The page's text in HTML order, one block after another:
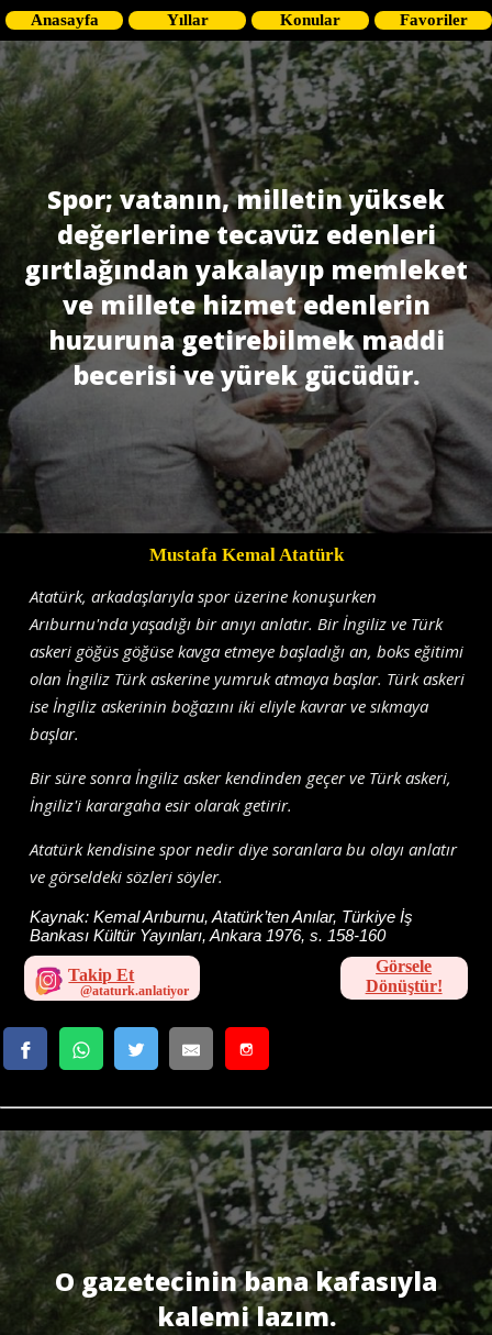
Anasayfa Yıllar Konular Favoriler
Spor; vatanın, milletin yüksek
değerlerine tecavüz edenleri
gırtlağından yakalayıp memleket
ve millete hizmet edenlerin
huzuruna getirebilmek maddi
becerisi ve yürek gücüdür.
Mustafa Kemal Atatürk
Atatürk, arkadaşlarıyla spor üzerine konuşurken
Arıburnu'nda yaşadığı bir anıyı anlatır. Bir İngiliz ve Türk
askeri göğüs göğüse kavga etmeye başladığı an, boks eğitimi
olan İngiliz Türk askerine yumruk atmaya başlar. Türk askeri
ise İngiliz askerinin boğazını iki eliyle kavrar ve sıkmaya
başlar.
Bir süre sonra İngiliz asker kendinden geçer ve Türk askeri,
İngiliz'i karargaha esir olarak getirir.
Atatürk kendisine spor nedir diye soranlara bu olayı anlatır
ve görseldeki sözleri söyler.
Kaynak:Kemal Arıburnu, Atatürk’ten Anılar, Türkiye İş
Bankası Kültür Yayınları, Ankara 1976, s. 158-160
Takip Et
Görsele
Dönüştür!
O gazetecinin bana kafasıyla
kalemi lazım.